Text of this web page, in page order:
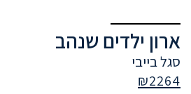
ארון ילדים שנהב
סגל בייבי
₪2264